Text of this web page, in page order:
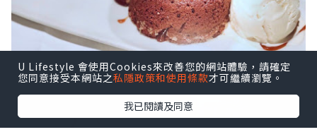
U Lifestyle 會使用Cookies來改善您的網站體驗，請確定
您同意接受本網站之私隱政策和使用條款才可繼續瀏覽。
我已閱讀及同意